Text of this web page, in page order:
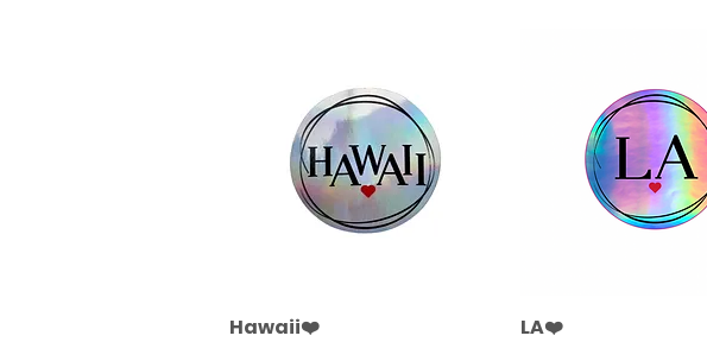
クイックビュー
Hawaii❤️
LA❤️